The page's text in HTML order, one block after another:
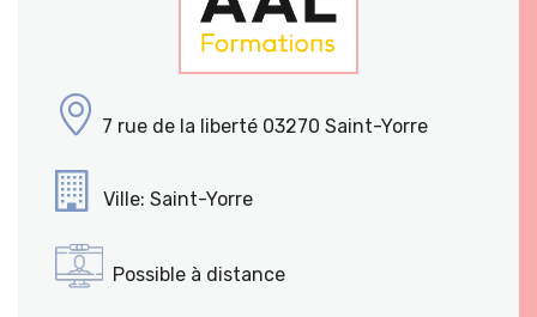
7 rue de la liberté 03270 Saint-Yorre
Ville: Saint-Yorre
Possible à distance